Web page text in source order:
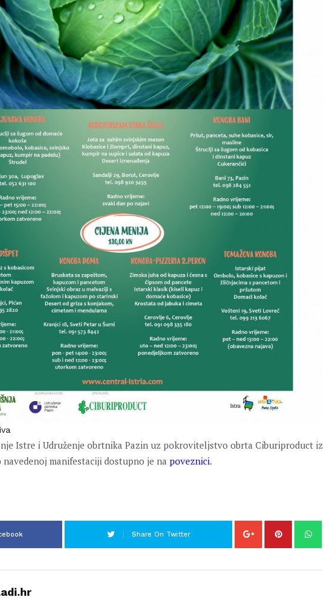
Istre i Udruženje obrtnika Pazin uz pokroviteljstvo obrta Ciburiproduct iz
navedenoj manifestaciji dostupno je na poveznici.
Share On Twitter